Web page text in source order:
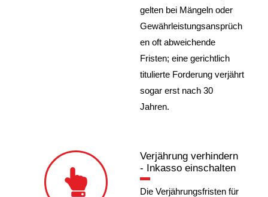
gelten bei Mängeln oder
Gewährleistungsansprüch
en oft abweichende
Fristen; eine gerichtlich
titulierte Forderung verjährt
sogar erst nach 30
Jahren.
Verjährung verhindern
- Inkasso einschalten
Die Verjährungsfristen für